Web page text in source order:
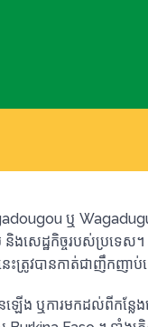
ឬ Wagadugu
និងសេដ្ឋកិច្ចរបស់ប្រទេ
េះ​ត្រូវ​បាន​កាត់​ជា​ញឹក​ញា
នឡើង ឬការមកដល់ពីកន្ល